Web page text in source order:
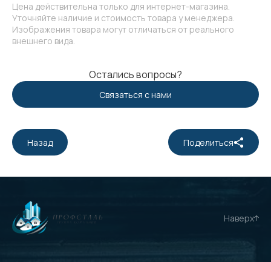
Цена действительна только для интернет-магазина.
Уточняйте наличие и стоимость товара у менеджера.
Изображения товара могут отличаться от реального
внешнего вида.
Остались вопросы?
Связаться с нами
Назад Поделиться
Наверх